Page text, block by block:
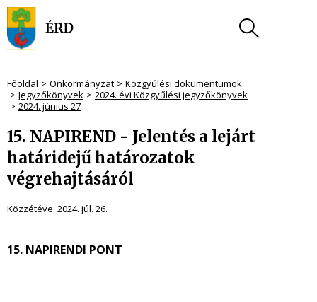
Főoldal Önkormányzat
Közgyűlési dokumentumok
Jegyzőkönyvek
2024. évi Közgyűlési jegyzőkönyvek
2024. június 27
15. NAPIREND - Jelentés a lejárt
határidejű határozatok
végrehajtásáról
Közzétéve: 2024. júl. 26.
15. NAPIRENDI PONT